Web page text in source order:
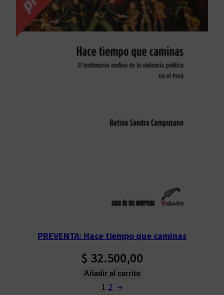
PREVENTA: Hace tiempo que caminas
$ 32.500,00
Añadir al carrito
1 2 →